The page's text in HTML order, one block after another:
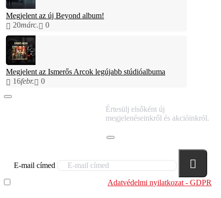
Megjelent az új Beyond album!
20márc. 0
Megjelent az Ismerős Arcok legújabb stúdióalbuma
16febr. 0
Értesülj elsőként új
megjelenéseinkről és akcióinkról.
E-mail címed
Adatvédelmi nyilatkozat - GDPR